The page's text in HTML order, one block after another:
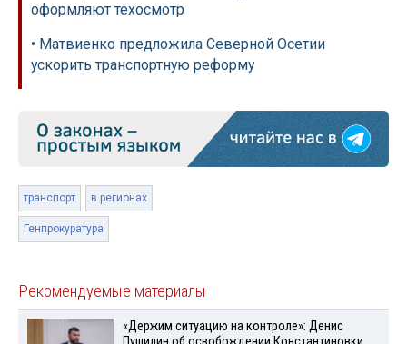
оформляют техосмотр
• Матвиенко предложила Северной Осетии
ускорить транспортную реформу
транспорт в регионах
Генпрокуратура
Рекомендуемые материалы
«Держим ситуацию на контроле»: Денис